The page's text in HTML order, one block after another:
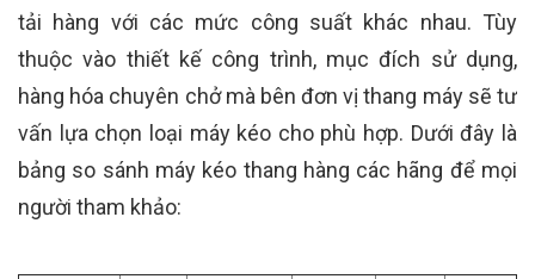
tải hàng với các mức công suất khác nhau. Tùy
thuộc vào thiết kế công trình, mục đích sử dụng,
hàng hóa chuyên chở mà bên đơn vị thang máy sẽ tư
vấn lựa chọn loại máy kéo cho phù hợp. Dưới đây là
bảng so sánh máy kéo thang hàng các hãng để mọi
người tham khảo: